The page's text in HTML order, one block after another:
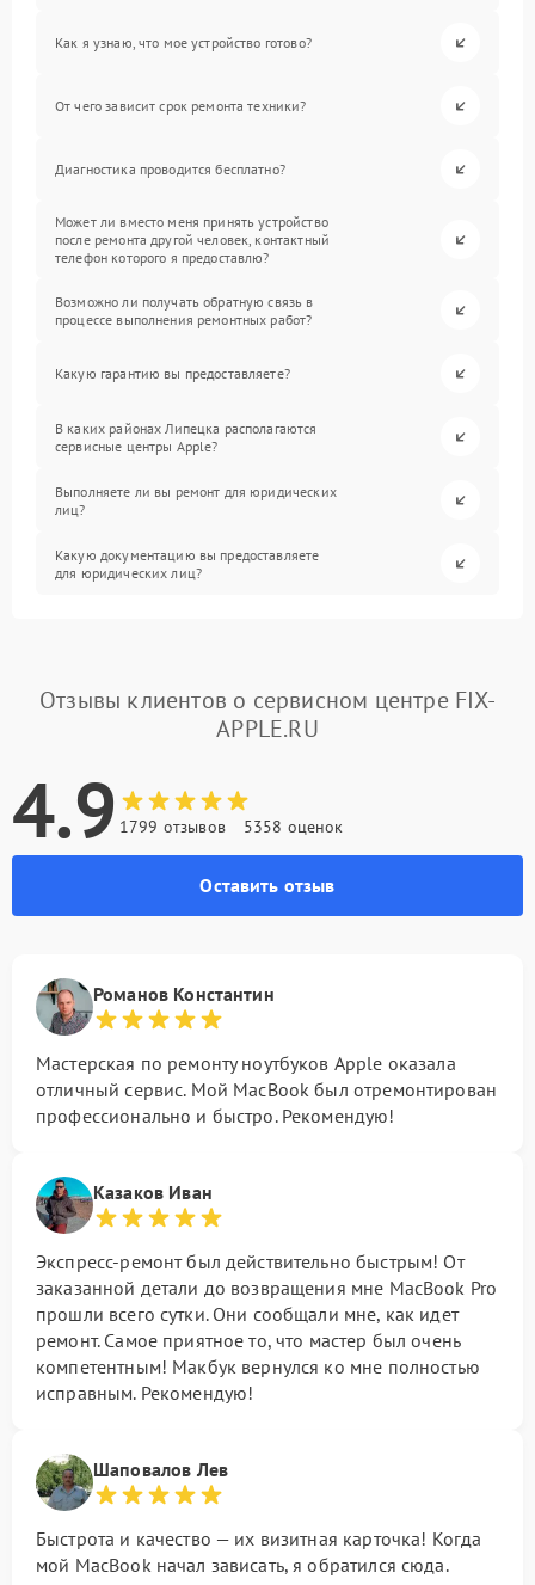
Как я узнаю, что мое устройство готово?
От чего зависит срок ремонта техники?
Диагностика проводится бесплатно?
Может ли вместо меня принять устройство
после ремонта другой человек, контактный
телефон которого я предоставлю?
Возможно ли получать обратную связь в
процессе выполнения ремонтных работ?
Какую гарантию вы предоставляете?
В каких районах Липецка располагаются
сервисные центры Apple?
Выполняете ли вы ремонт для юридических
лиц?
Какую документацию вы предоставляете
для юридических лиц?
Отзывы клиентов о сервисном центре FIX-
APPLE.RU
4.9 1799 отзывов 5358 оценок
Оставить отзыв
Романов Константин
Мастерская по ремонту ноутбуков Apple оказала
отличный сервис. Мой MacBook был отремонтирован
профессионально и быстро. Рекомендую!
Казаков Иван
Экспресс-ремонт был действительно быстрым! От
заказанной детали до возвращения мне MacBook Pro
прошли всего сутки. Они сообщали мне, как идет
ремонт. Самое приятное то, что мастер был очень
компетентным! Макбук вернулся ко мне полностью
исправным. Рекомендую!
Шаповалов Лев
Быстрота и качество — их визитная карточка! Когда
мой MacBook начал зависать, я обратился сюда.